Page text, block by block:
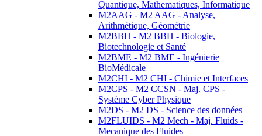
Quantique, Mathematiques, Informatique
M2AAG - M2 AAG - Analyse,
Arithmétique, Géométrie
M2BBH - M2 BBH - Biologie,
Biotechnologie et Santé
M2BME - M2 BME - Ingénierie
BioMédicale
M2CHI - M2 CHI - Chimie et Interfaces
M2CPS - M2 CCSN - Maj. CPS -
Système Cyber Physique
M2DS - M2 DS - Science des données
M2FLUIDS - M2 Mech - Maj. Fluids -
Mecanique des Fluides